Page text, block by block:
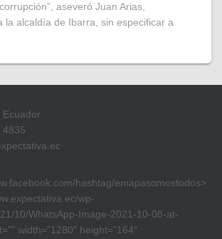
aseveró Juan Arias,
la alcaldía de Ibarra, sin especificar a
4835
hashtag/emapasomostodos>
wp-
10/WhatsApp-Image-2021-10-08-at-
width=”1280″ height=”164″